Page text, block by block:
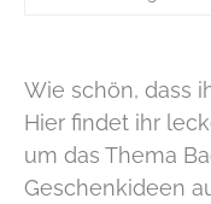
Wie schön, dass
Hier findet ihr
um das Thema
Geschenkideen